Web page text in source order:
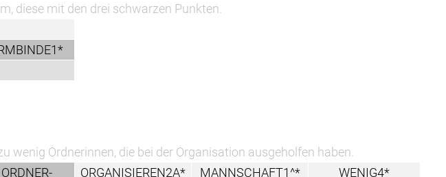
diese mit den drei schwarzen Punkten.
wenig Ordnerinnen, die bei der Organisation ausgeholfen haben.
ORDNER-
ORGANISIEREN2A* MANNSCHAFT1^* WENIG4*